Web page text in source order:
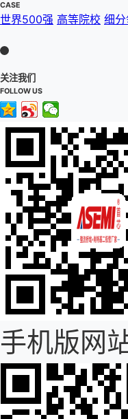
CASE
世界500强 高等院校 细
关注我们
FOLLOW US
手机版网